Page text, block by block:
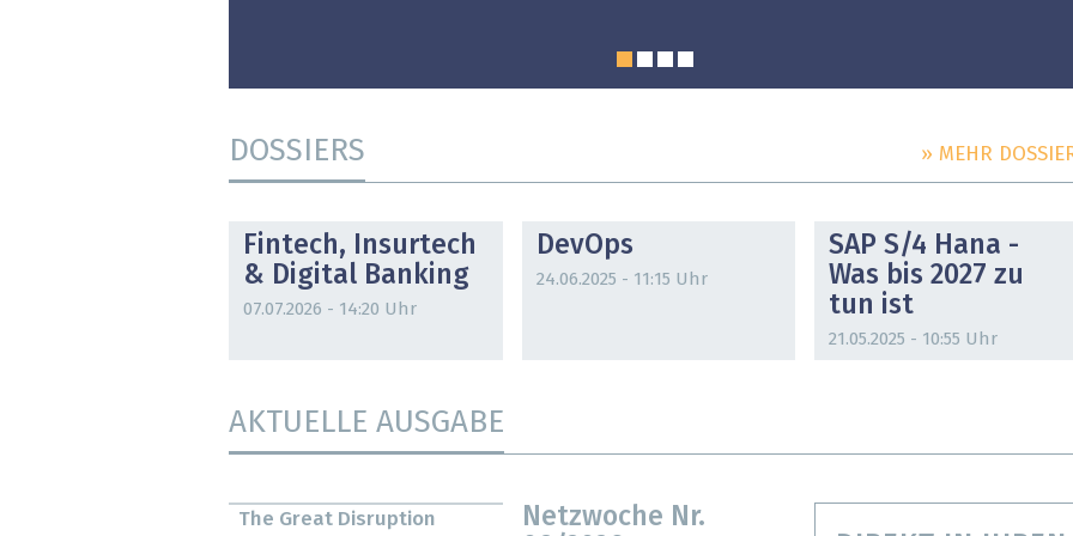
DOSSIERS » MEHR
Fintech, Insurtech
& Digital Banking
07.07.2026 - 14:20 Uhr
DevOps
24.06.2025 - 11:15 Uhr
SAP S/4 Hana -
Was bis 2027 zu
tun ist
21.05.2025 - 10:55 Uhr
AKTUELLE AUSGABE
Netzwoche Nr.
The Great Disruption